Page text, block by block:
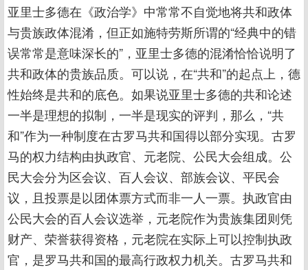
亚里士多德在《政治学》中常常不自觉地将共和政体
与贵族政体混淆，但正如施特劳斯所谓的“经典中的错
误常常是意味深长的”，亚里士多德的混淆恰恰说明了
共和政体的贵族品质。可以说，在“共和”的起点上，德
性始终是共和的底色。如果说亚里士多德的共和论述
一半是理想的拟制，一半是现实的评判，那么，“共
和”作为一种制度在古罗马共和国得以部分实现。古罗
马的权力结构由执政官、元老院、公民大会组成。公
民大会分为区会议、百人会议、部族会议、平民会
议，且投票是以团体票方式而非一人一票。执政官由
公民大会的百人会议选举，元老院作为贵族集团则凭
财产、荣誉获得资格，元老院在实际上可以控制执政
官，是罗马共和国的最高行政权力机关。古罗马共和